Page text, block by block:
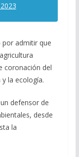
por admitir que
coronación del
la ecología.
defensor de
desde
la